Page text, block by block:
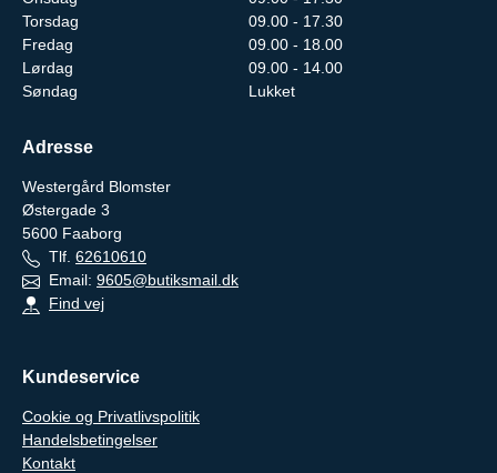
Torsdag
09.00 - 17.30
Fredag
09.00 - 18.00
Lørdag
09.00 - 14.00
Søndag
Lukket
Adresse
Westergård Blomster
Østergade 3
5600 Faaborg
Tlf. 62610610
Email: 9605@butiksmail.dk
Find vej
Kundeservice
Cookie og Privatlivspolitik
Handelsbetingelser
Kontakt